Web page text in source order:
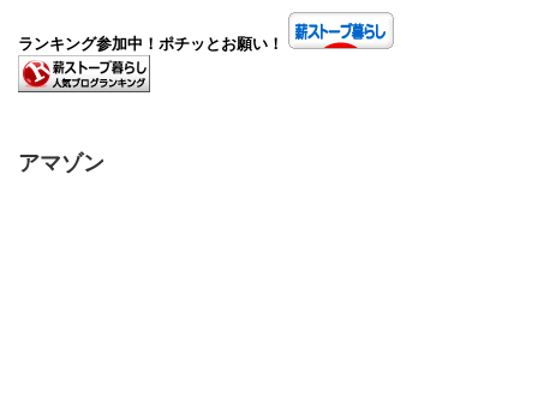
ランキング参加中！ポチッとお願い！
アマゾン